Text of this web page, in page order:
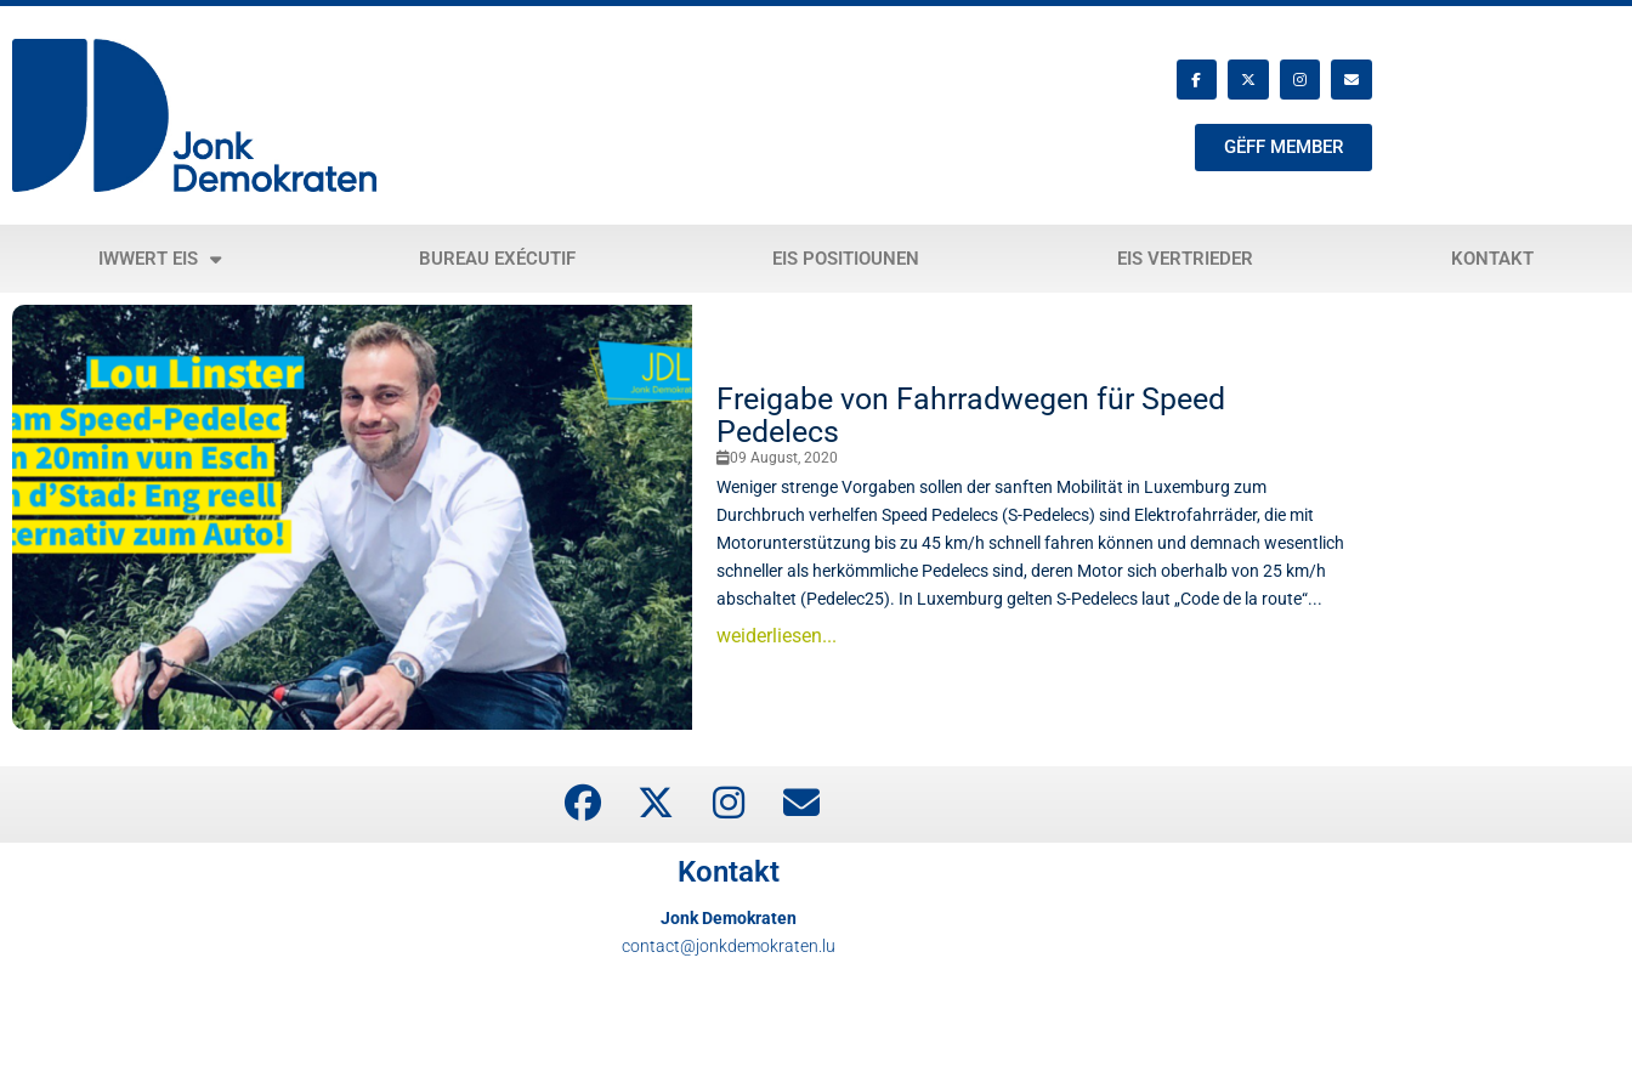
GËFF MEMBER
IWWERT EIS BUREAU EXÉCUTIF EIS POSITIOUNEN EIS VERTRIEDER KONTAKT
Freigabe von Fahrradwegen für Speed
Pedelecs
09 August, 2020
Weniger strenge Vorgaben sollen der sanften Mobilität in Luxemburg zum
Durchbruch verhelfen Speed Pedelecs (S-Pedelecs) sind Elektrofahrräder, die mit
Motorunterstützung bis zu 45 km/h schnell fahren können und demnach wesentlich
schneller als herkömmliche Pedelecs sind, deren Motor sich oberhalb von 25 km/h
abschaltet (Pedelec25). In Luxemburg gelten S-Pedelecs laut „Code de la route“...
weiderliesen...
Kontakt
Jonk Demokraten
contact@jonkdemokraten.lu